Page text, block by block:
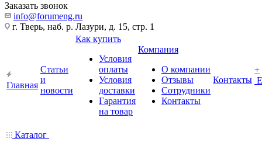
Заказать звонок
info@forumeng.ru
г. Тверь, наб. р. Лазури, д. 15, стр. 1
Главная
Статьи
и
новости
Как купить
Условия
оплаты
Условия
доставки
Гарантия
на товар
Компания
О компании
Отзывы
Сотрудники
Контакты
Контакты
+
Каталог